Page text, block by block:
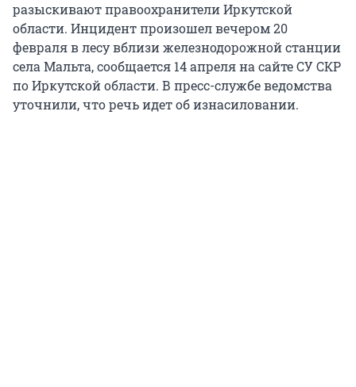
разыскивают правоохранители Иркутской
области. Инцидент произошел вечером 20
февраля в лесу вблизи железнодорожной станции
села Мальта, сообщается 14 апреля на сайте СУ СКР
по Иркутской области. В пресс-службе ведомства
уточнили, что речь идет об изнасиловании.